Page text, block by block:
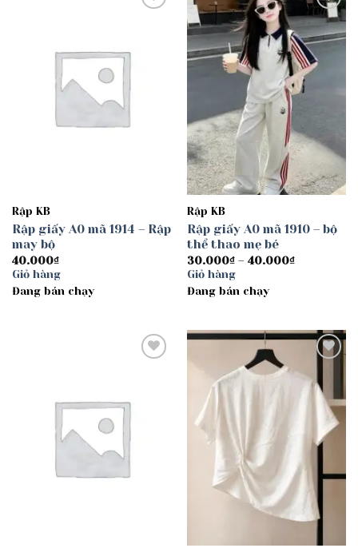
Rập KB
Rập giấy A0 mã 1914 – Rập
may bộ
40.000₫
Giỏ hàng
Đang bán chạy
Add to
wishlist
Rập KB
Rập giấy A0 mã 1910 – bộ
thể thao mẹ bé
30.000₫ – 40.000₫Khoảng
Giỏ hàng
Đang bán chạy
wishlist